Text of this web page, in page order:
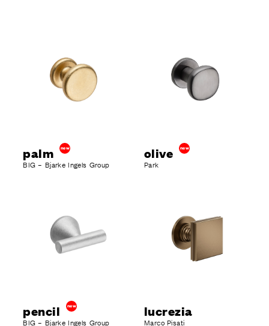
palm new
BIG – Bjarke Ingels Group
olive new
Park
pencil new
BIG – Bjarke Ingels Group
lucrezia
Marco Pisati